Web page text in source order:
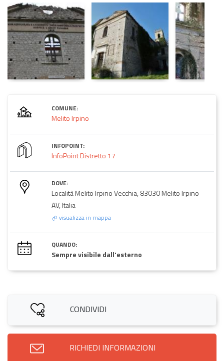
COMUNE:
Melito Irpino
INFOPOINT:
InfoPoint Distretto 17
DOVE:
Località Melito Irpino Vecchia, 83030 Melito Irpino
AV, Italia
visualizza in mappa
QUANDO:
Sempre visibile dall'esterno
CONDIVIDI
RICHIEDI INFORMAZIONI